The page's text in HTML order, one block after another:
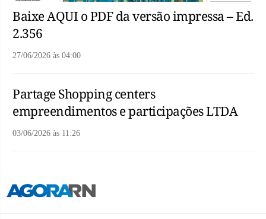
Baixe AQUI o PDF da versão impressa – Ed.
2.356
27/06/2026 às 04:00
Partage Shopping centers
empreendimentos e participações LTDA
03/06/2026 às 11:26